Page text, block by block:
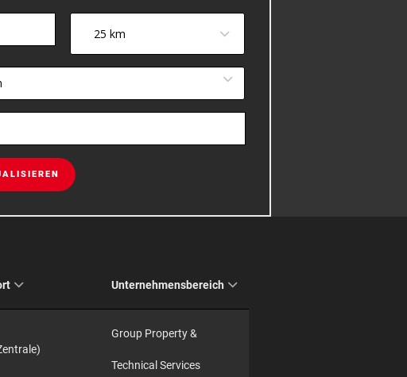
25 km
Unternehmensbereich
Group Property &
Technical Services